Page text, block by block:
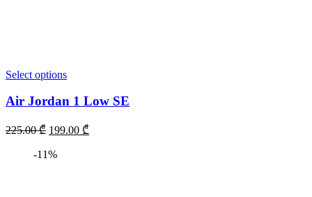
Select options
Air Jordan 1 Low SE
225.00₾ 199.00 ₾
-11%